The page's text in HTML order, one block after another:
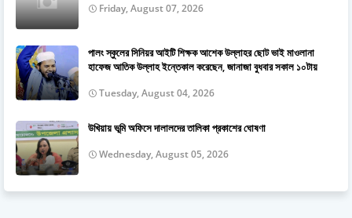
Friday, August 07, 2026
পালং স্কুলের সিনিয়র আইটি শিক্ষক আশেক উল্লাহর ছোট ভাই মাওলানা
হাফেজ আতিক উল্লাহ ইন্তেকাল করেছেন, জানাজা বুধবার সকাল ১০টায়
Tuesday, August 04, 2026
উখিয়ায় ভূমি অফিসে দালালদের তালিকা প্রকাশের ঘোষণা
Wednesday, August 05, 2026